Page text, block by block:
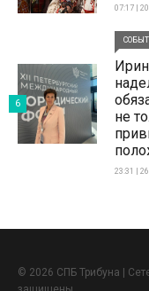
07:17 |
не
23:31 |
6
© 2026 СПБ Трибуна |